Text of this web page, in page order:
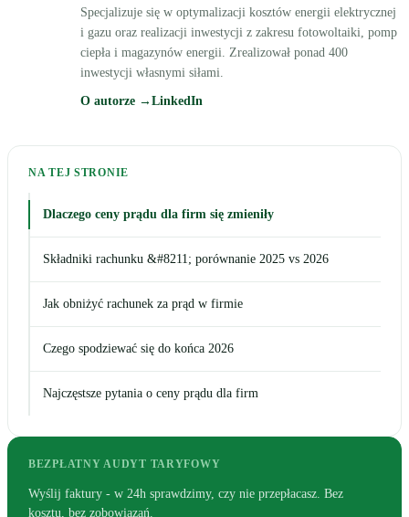
Specjalizuje się w optymalizacji kosztów energii elektrycznej
i gazu oraz realizacji inwestycji z zakresu fotowoltaiki, pomp
ciepła i magazynów energii. Zrealizował ponad 400
inwestycji własnymi siłami.
O autorze → LinkedIn
NA TEJ STRONIE
Dlaczego ceny prądu dla firm się zmieniły
Składniki rachunku &#8211; porównanie 2025 vs 2026
Jak obniżyć rachunek za prąd w firmie
Czego spodziewać się do końca 2026
Najczęstsze pytania o ceny prądu dla firm
BEZPŁATNY AUDYT TARYFOWY
Wyślij faktury - w 24h sprawdzimy, czy nie przepłacasz. Bez
kosztu, bez zobowiązań.